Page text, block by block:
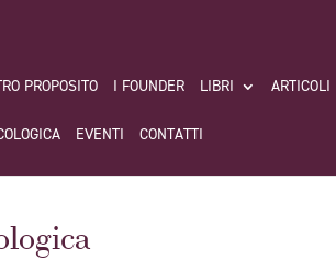
PROPOSITO I FOUNDER LIBRI ARTICOLI
EVENTI CONTATTI